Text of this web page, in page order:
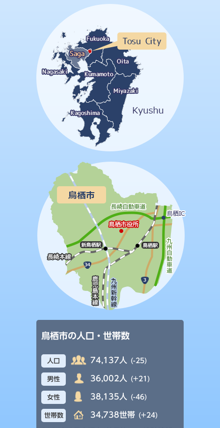
鳥栖市の人口・世帯数
人口 74,137人 (-25)
男性 36,002人 (+21)
女性 38,135人 (-46)
世帯数 34,738世帯 (+24)